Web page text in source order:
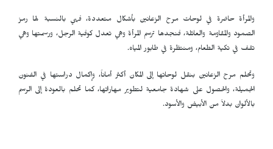
والمرأة حاضرة في لوحات مرح الزعانين بأشكال متعددة، فهي بالنسبة لها رمز
الصمود والمقاومة والعائلة، فنجدها ترسم المرأة وهي تعدل كوفية الرجل، ورسمتها وهي
تقف في تكية الطعام، ومنتظرة في طابور المياه.
وتحلم مرح الزعانين بنقل لوحاتها إلى المكان أكثر أماناً، وإكمال دراستها في الفنون
الجميلة، والحصول على شهادة جامعية لتطوير مهاراتها، كما تحلم بالعودة إلى الرسم
بالألوان بدلاً من الأبيض والأسود.